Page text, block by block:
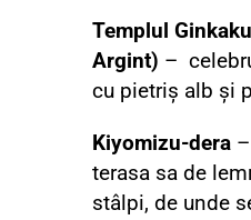
Templul
Argint) –
cu pietriș alb și
Kiyomizu-dera
terasa sa de
stâlpi, de unde